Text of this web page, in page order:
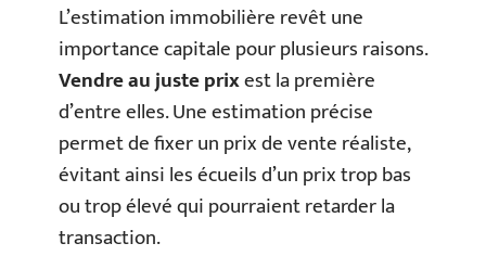
L’estimation immobilière revêt une
importance capitale pour plusieurs raisons.
Vendre au juste prixest la première
d’entre elles. Une estimation précise
permet de fixer un prix de vente réaliste,
évitant ainsi les écueils d’un prix trop bas
ou trop élevé qui pourraient retarder la
transaction.